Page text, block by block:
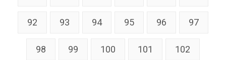
92 93 94 95 96 97
98 99 100 101 102